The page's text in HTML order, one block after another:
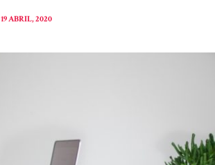
19 ABRIL, 2020